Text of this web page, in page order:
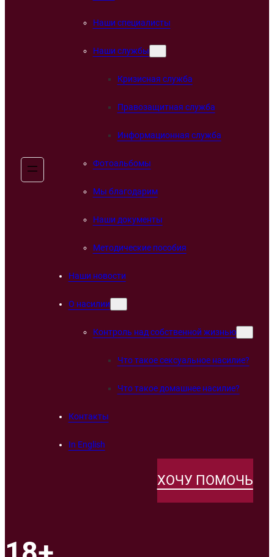
Наши специалисты
Наши службы
Кризисная служба
Правозащитная служба
Информационная служба
Фотоальбомы
Мы благодарим
Наши документы
Методические пособия
Наши новости
О насилии
Контроль над собственной жизнью
Что такое сексуальное насилие?
Что такое домашнее насилие?
Контакты
In English
ХОЧУ ПОМОЧЬ